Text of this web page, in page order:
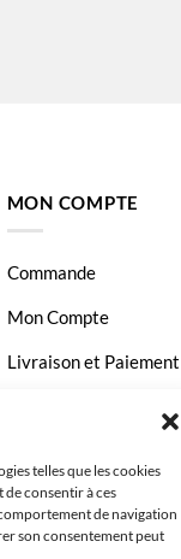
telles que les cookies
consentir à ces
de navigation
son consentement peut
MON COMPTE
Commande
Mon Compte
Livraison et Paiement